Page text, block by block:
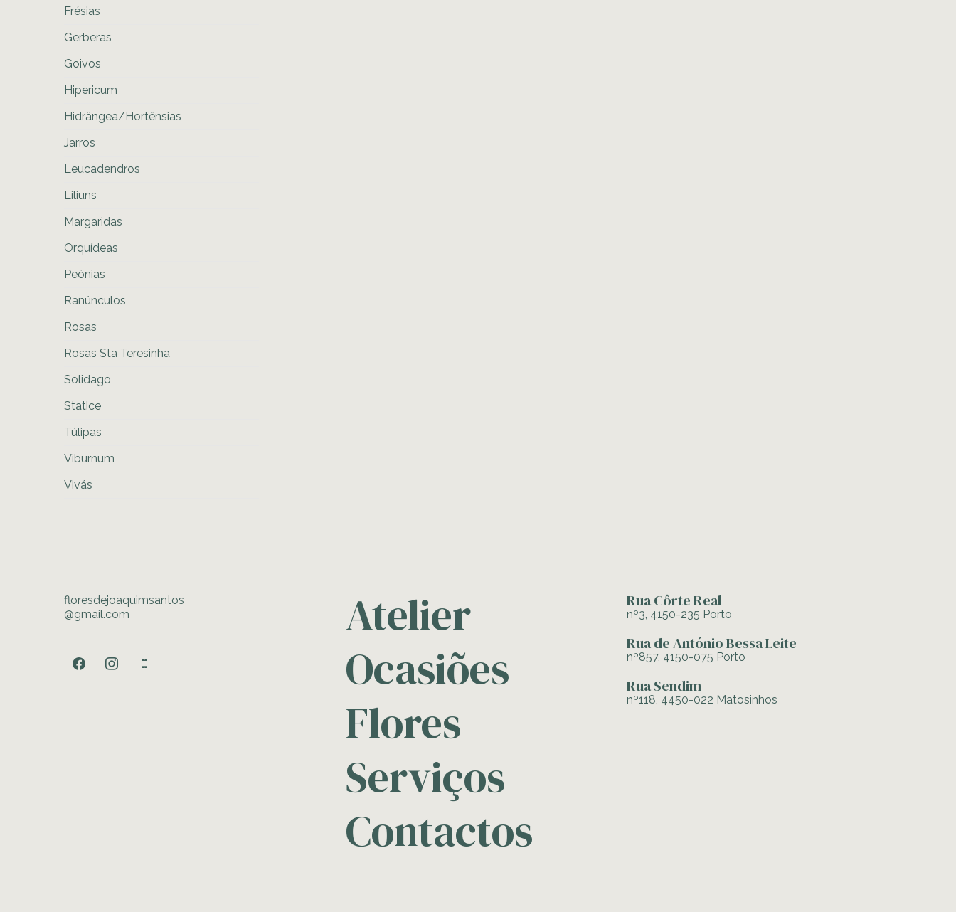
Frésias
Gerberas
Goivos
Hipericum
Hidrângea/Hortênsias
Jarros
Leucadendros
Liliuns
Margaridas
Orquídeas
Peónias
Ranúnculos
Rosas
Rosas Sta Teresinha
Solidago
Statice
Túlipas
Viburnum
Vivás
floresdejoaquimsantos
@gmail.com
facebookinstagrammobile
Atelier
Ocasiões
Flores
Serviços
Contactos
Rua Côrte Real
nº3, 4150-235 Porto
Rua de António Bessa Leite
nº857, 4150-075 Porto
Rua Sendim
nº118, 4450-022 Matosinhos